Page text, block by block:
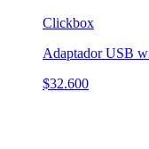
Clickbox
Adaptador USB
$32.600